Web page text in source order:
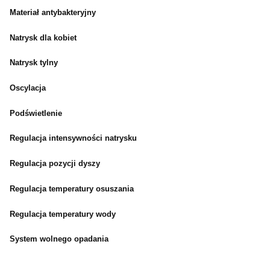
Materiał antybakteryjny
Natrysk dla kobiet
Natrysk tylny
Oscylacja
Podświetlenie
Regulacja intensywności natrysku
Regulacja pozycji dyszy
Regulacja temperatury osuszania
Regulacja temperatury wody
System wolnego opadania